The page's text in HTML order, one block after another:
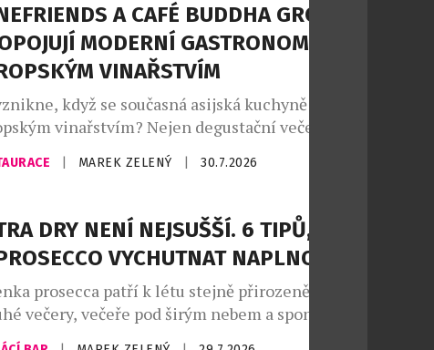
A CAFÉ BUDDHA GROUP
MODERNÍ GASTRONOMII S
VINAŘSTVÍM
když se současná asijská kuchyně potká s
vinařstvím? Nejen degustační večeře, ale
kontinenty, chutěmi i vinařskými regiony.
na podzim 2026 sérii tří tematických
večerů. Dva z nich se uskuteční v
PRU58, jeden v […]
MAREK ZELENÝ 30.7.2026
DRY NENÍ NEJSUŠŠÍ. 6 TIPŮ, JAK
VYCHUTNAT NAPLNO
prosecca patří k létu stejně přirozeně jako
večery, večeře pod širým nebem a spontánní
s přáteli. Své pevné místo si našlo také v